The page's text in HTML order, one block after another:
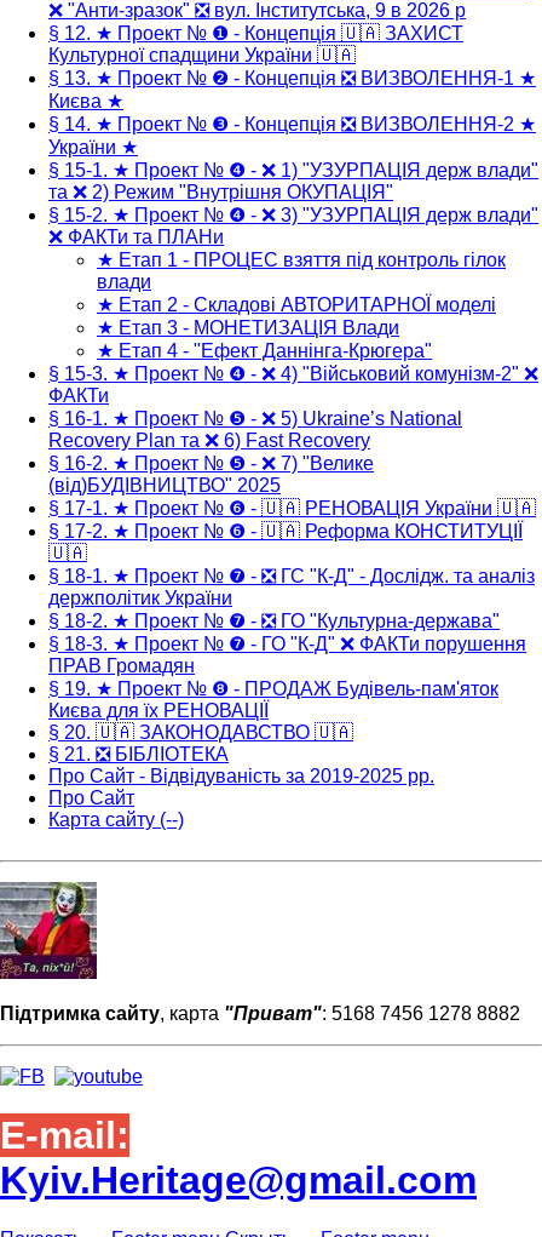
❌ "Анти-зразок" ❎ вул. Інститутська, 9 в 2026 р
§ 12. ★ Проект № ❶ - Концепція 🇺🇦 ЗАХИСТ
Культурної спадщини України 🇺🇦
§ 13. ★ Проект № ❷ - Концепція ❎ ВИЗВОЛЕННЯ-1 ★
Києва ★
§ 14. ★ Проект № ❸ - Концепція ❎ ВИЗВОЛЕННЯ-2 ★
України ★
§ 15-1. ★ Проект № ❹ - ❌ 1) "УЗУРПАЦІЯ держ влади"
та ❌ 2) Режим "Внутрішня ОКУПАЦІЯ"
§ 15-2. ★ Проект № ❹ - ❌ 3) "УЗУРПАЦІЯ держ влади"
❌ ФАКТи та ПЛАНи
★ Етап 1 - ПРОЦЕС взяття під контроль гілок
влади
★ Етап 2 - Складові АВТОРИТАРНОЇ моделі
★ Етап 3 - МОНЕТИЗАЦІЯ Влади
★ Етап 4 - "Ефект Даннінга-Крюгера"
§ 15-3. ★ Проект № ❹ - ❌ 4) "Військовий комунізм-2" ❌
ФАКТи
§ 16-1. ★ Проект № ❺ - ❌ 5) Ukraine’s National
Recovery Plan та ❌ 6) Fast Recovery
§ 16-2. ★ Проект № ❺ - ❌ 7) "Велике
(від)БУДІВНИЦТВО" 2025
§ 17-1. ★ Проект № ❻ - 🇺🇦 РЕНОВАЦІЯ України 🇺🇦
§ 17-2. ★ Проект № ❻ - 🇺🇦 Реформа КОНСТИТУЦІЇ
🇺🇦
§ 18-1. ★ Проект № ❼ - ❎ ГС "К-Д" - Дослідж. та аналіз
держполітик України
§ 18-2. ★ Проект № ❼ - ❎ ГО "Культурна-держава"
§ 18-3. ★ Проект № ❼ - ГО "К-Д" ❌ ФАКТи порушення
ПРАВ Громадян
§ 19. ★ Проект № ❽ - ПРОДАЖ Будівель-пам'яток
Києва для їх РЕНОВАЦІЇ
§ 20. 🇺🇦 ЗАКОНОДАВСТВО 🇺🇦
§ 21. ❎ БІБЛІОТЕКА
Про Сайт - Відвідуваність за 2019-2025 рр.
Про Сайт
Карта сайту (--)
Підтримка сайту, карта "Приват": 5168 7456 1278 8882
E-mail:
Kyiv.Heritage@gmail.com